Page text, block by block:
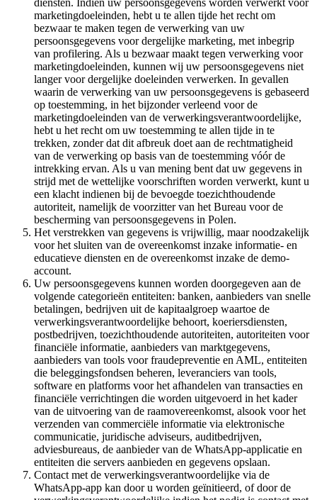
diensten. Indien uw persoonsgegevens worden verwerkt voor
marketingdoeleinden, hebt u te allen tijde het recht om
bezwaar te maken tegen de verwerking van uw
persoonsgegevens voor dergelijke marketing, met inbegrip
van profilering. Als u bezwaar maakt tegen verwerking voor
marketingdoeleinden, kunnen wij uw persoonsgegevens niet
langer voor dergelijke doeleinden verwerken. In gevallen
waarin de verwerking van uw persoonsgegevens is gebaseerd
op toestemming, in het bijzonder verleend voor de
marketingdoeleinden van de verwerkingsverantwoordelijke,
hebt u het recht om uw toestemming te allen tijde in te
trekken, zonder dat dit afbreuk doet aan de rechtmatigheid
van de verwerking op basis van de toestemming vóór de
intrekking ervan. Als u van mening bent dat uw gegevens in
strijd met de wettelijke voorschriften worden verwerkt, kunt u
een klacht indienen bij de bevoegde toezichthoudende
autoriteit, namelijk de voorzitter van het Bureau voor de
bescherming van persoonsgegevens in Polen.
Het verstrekken van gegevens is vrijwillig, maar noodzakelijk
voor het sluiten van de overeenkomst inzake informatie- en
educatieve diensten en de overeenkomst inzake de demo-
account.
Uw persoonsgegevens kunnen worden doorgegeven aan de
volgende categorieën entiteiten: banken, aanbieders van snelle
betalingen, bedrijven uit de kapitaalgroep waartoe de
verwerkingsverantwoordelijke behoort, koeriersdiensten,
postbedrijven, toezichthoudende autoriteiten, autoriteiten voor
financiële informatie, aanbieders van marktgegevens,
aanbieders van tools voor fraudepreventie en AML, entiteiten
die beleggingsfondsen beheren, leveranciers van tools,
software en platforms voor het afhandelen van transacties en
financiële verrichtingen die worden uitgevoerd in het kader
van de uitvoering van de raamovereenkomst, alsook voor het
verzenden van commerciële informatie via elektronische
communicatie, juridische adviseurs, auditbedrijven,
adviesbureaus, de aanbieder van de WhatsApp-applicatie en
entiteiten die servers aanbieden en gegevens opslaan.
Contact met de verwerkingsverantwoordelijke via de
WhatsApp-app kan door u worden geïnitieerd, of door de